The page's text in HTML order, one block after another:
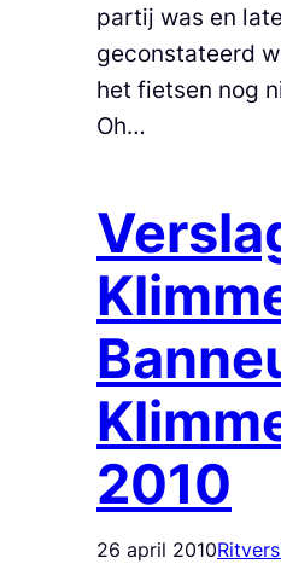
partij was en
geconstateerd
het fietsen nog
Oh…
2010
26 april 2010